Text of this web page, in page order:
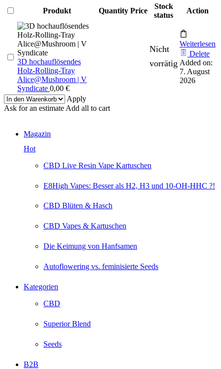
Produkt Quantity Price
Stock
status
Action
3D hochauflösendes
Holz-Rolling-Tray
Alice@Mushroom | V
Syndicate 0,00 €
Nicht
vorrätig
Weiterlesen
Delete
Added on:
7. August
2026
Apply
Ask for an estimateAdd all to cart
Magazin
Hot
CBD Live Resin Vape Kartuschen
E8High Vapes: Besser als H2, H3 und 10-OH-HHC ?!
CBD Blüten & Hasch
CBD Vapes & Kartuschen
Die Keimung von Hanfsamen
Autoflowering vs. feminisierte Seeds
Kategorien
CBD
Superior Blend
Seeds
B2B